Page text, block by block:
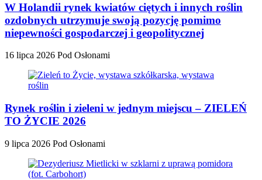
W Holandii rynek kwiatów ciętych i innych roślin
ozdobnych utrzymuje swoją pozycję pomimo
niepewności gospodarczej i geopolitycznej
16 lipca 2026 Pod Osłonami
Rynek roślin i zieleni w jednym miejscu – ZIELEŃ
TO ŻYCIE 2026
9 lipca 2026 Pod Osłonami